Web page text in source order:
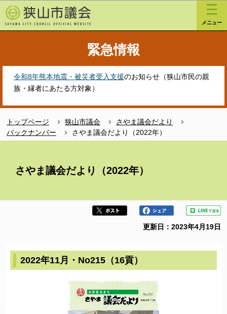
の
ペ
す
このページの本文へ移動
メニュー
緊急情報
令和8年熊本地震・被災者受入支援のお知らせ（狭山市民の親
族・縁者にあたる方対象）
トップページ 狭山市議会
さやま議会だより
バックナンバー
さやま議会だより（2022年）
さやま議会だより（2022年）
更新日：2023年4月19日
2022年11月・No215（16貢）